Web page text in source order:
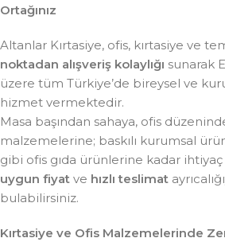
Ortağınız
Altanlar Kırtasiye, ofis, kırtasiye ve
noktadan alışveriş kolaylığı sunarak
üzere tüm Türkiye’de bireysel ve
hizmet vermektedir.
Masa başından sahaya, ofis
malzemelerine; baskılı kurumsal
gibi ofis gıda ürünlerine kadar
uygun fiyat ve hızlı teslimat
bulabilirsiniz.
Kırtasiye ve Ofis Malzemelerinde